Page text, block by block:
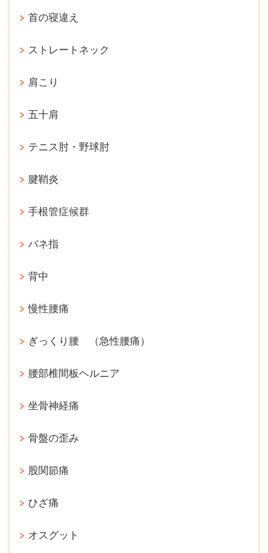
首の寝違え
ストレートネック
肩こり
五十肩
テニス肘・野球肘
腱鞘炎
手根管症候群
バネ指
背中
慢性腰痛
ぎっくり腰 （急性腰痛）
腰部椎間板ヘルニア
坐骨神経痛
骨盤の歪み
股関節痛
ひざ痛
オスグット